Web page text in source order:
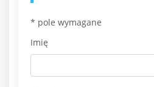
* pole wymagane
Imię